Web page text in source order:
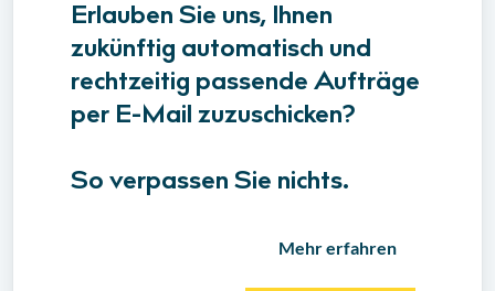
Erlauben Sie uns, Ihnen
zukünftig automatisch und
rechtzeitig passende Aufträge
per E-Mail zuzuschicken?
So verpassen Sie nichts.
Mehr erfahren